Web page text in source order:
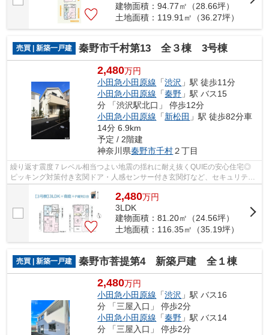
建物面積：94.77㎡（28.66坪）
土地面積：119.91㎡（36.27坪）
売買 | 新築一戸建 秦野市千村第13 全３棟 3号棟
2,480万円
小田急小田原線 「渋沢 」駅 徒歩11分
小田急小田原線 「秦野 」駅 バス15
分 「渋沢駅北口」 停歩12分
小田急小田原線 「新松田 」駅 徒歩82分車
14分 6.9km
予定 / 2階建
神奈川県秦野市千村２丁目
繰り返す震度７レベル相当つよい地震の揺れに耐え抜くQUIEの安心住宅◎
ピッキング対策付き玄関ドア・人感センサー付き玄関灯など、セキュリティ
に特化！ 生活利便性に優れた、ニーズの...
2,480万円
3LDK
建物面積：81.20㎡（24.56坪）
土地面積：116.35㎡（35.19坪）
売買 | 新築一戸建 秦野市菩提第4 新築戸建 全１棟
2,480万円
小田急小田原線 「渋沢 」駅 バス16
分 「三屋入口」 停歩2分
小田急小田原線 「秦野 」駅 バス14
分 「三屋入口」 停歩2分